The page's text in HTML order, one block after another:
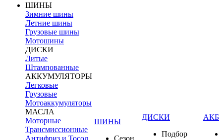
ШИНЫ
Зимние шины
Летние шины
Грузовые шины
Мотошины
ДИСКИ
Литые
Штампованные
АККУМУЛЯТОРЫ
Легковые
Грузовые
Мотоаккумуляторы
МАСЛА
Моторные
Трансмиссионные
Антифриз и Тосол
ШИНЫ
Сезон
ДИСКИ
Подбор
АКБ